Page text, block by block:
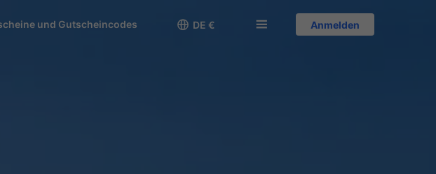
und Gutscheincodes 󱅍 DE €  Anmelden